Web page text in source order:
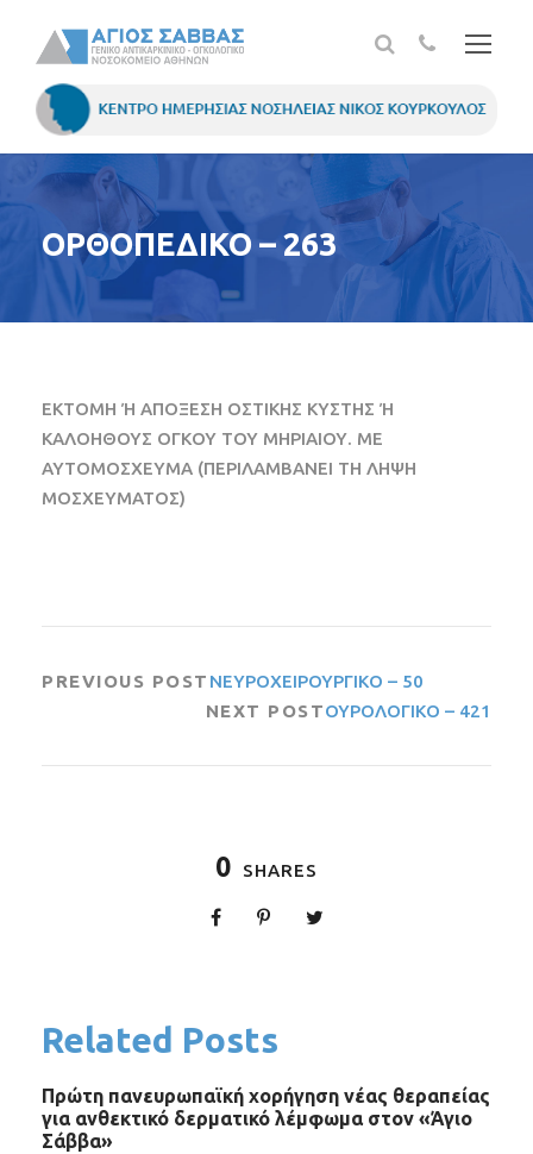
ΟΡΘΟΠΕΔΙΚΟ – 263
ΕΚΤΟΜΗ Ή ΑΠΟΞΕΣΗ ΟΣΤΙΚΗΣ ΚΥΣΤΗΣ Ή
ΚΑΛΟΗΘΟΥΣ ΟΓΚΟΥ ΤΟΥ ΜΗΡΙΑΙΟΥ. ΜΕ
ΑΥΤΟΜΟΣΧΕΥΜΑ (ΠΕΡΙΛΑΜΒΑΝΕΙ ΤΗ ΛΗΨΗ
ΜΟΣΧΕΥΜΑΤΟΣ)
PREVIOUS POST ΝΕΥΡΟΧΕΙΡΟΥΡΓΙΚΟ – 50
NEXT POSTΟΥΡΟΛΟΓΙΚΟ – 421
0 SHARES
Related Posts
Πρώτη πανευρωπαϊκή χορήγηση νέας θεραπείας
για ανθεκτικό δερματικό λέμφωμα στον «Άγιο
Σάββα»